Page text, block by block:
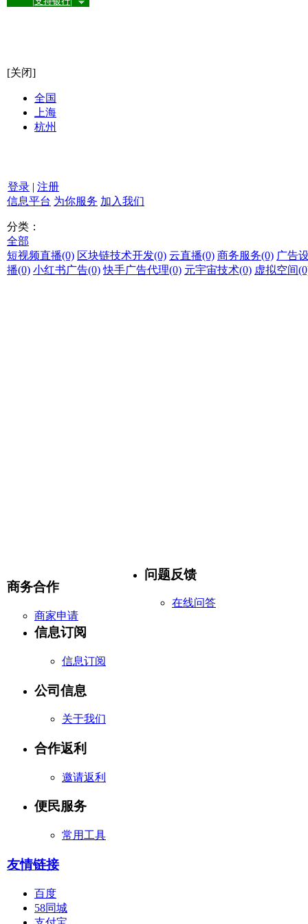
[关闭]
全国
上海
杭州
登录 | 注册
信息平台 为你服务 加入我们
分类：
全部
短视频直播(0) 区块链技术开发(0) 云直播(0) 商务服务(0) 广告
播(0) 小红书广告(0) 快手广告代理(0) 元宇宙技术(0) 虚拟空间
商务合作
商家申请
问题反馈
在线问答
信息订阅
信息订阅
公司信息
关于我们
合作返利
邀请返利
便民服务
常用工具
友情链接
百度
58同城